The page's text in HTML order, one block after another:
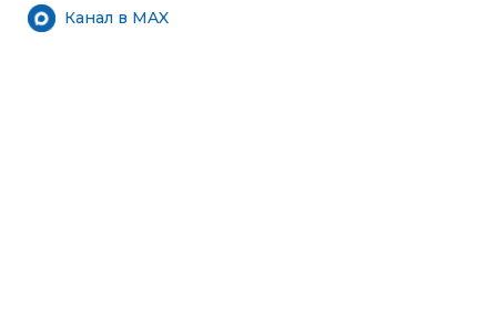
Канал в MAX